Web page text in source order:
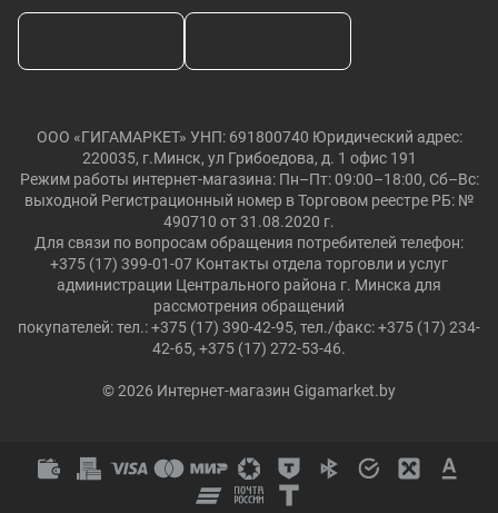
ООО «ГИГАМАРКЕТ» УНП: 691800740 Юридический адрес:
220035, г.Минск, ул Грибоедова, д. 1 офис 191
Режим работы интернет-магазина: Пн–Пт: 09:00–18:00, Сб–Вс:
выходной Регистрационный номер в Торговом реестре РБ: №
490710 от 31.08.2020 г.
Для связи по вопросам обращения потребителей телефон:
+375 (17) 399-01-07 Контакты отдела торговли и услуг
администрации Центрального района г. Минска для
рассмотрения обращений
покупателей: тел.: +375 (17) 390-42-95, тел./факс: +375 (17) 234-
42-65, +375 (17) 272-53-46.
© 2026 Интернет-магазин Gigamarket.by